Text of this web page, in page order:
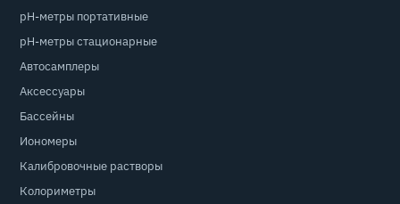
pH-метры портативные
pH-метры стационарные
Автосамплеры
Аксессуары
Бассейны
Иономеры
Калибровочные растворы
Колориметры